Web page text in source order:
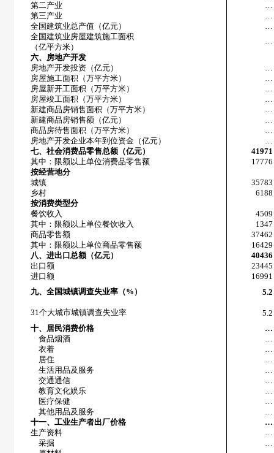
第二产业
…
第三产业
…
全国建筑业总产值（亿元）
…
全国建筑业房屋建筑施工面积
（亿平方米）
…
六、房地产开发
房地产开发投资（亿元）
…
房屋施工面积（万平方米）
…
房屋新开工面积（万平方米）
…
房屋竣工面积（万平方米）
…
新建商品房销售面积（万平方米）
…
新建商品房销售额（亿元）
…
商品房待售面积（万平方米）
…
房地产开发企业本年到位资金（亿元）
…
七、社会消费品零售总额（亿元）
41971
其中：限额以上单位消费品零售额
17776
按经营地分
城镇
35783
乡村
6188
按消费类型分
餐饮收入
4509
其中：限额以上单位餐饮收入
1347
商品零售额
37462
其中：限额以上单位商品零售额
16429
八、进出口总额（亿元）
40436
出口额
23445
进口额
16991
九、全国城镇调查失业率（% ） 5.2
31个大城市城镇调查失业率
5.2
十、居民消费价格
…
食品烟酒
…
衣着
…
居住
…
生活用品及服务
…
交通通信
…
教育文化娱乐
…
医疗保健
…
其他用品及服务
…
十一、工业生产者出厂价格
…
生产资料
…
采掘
…